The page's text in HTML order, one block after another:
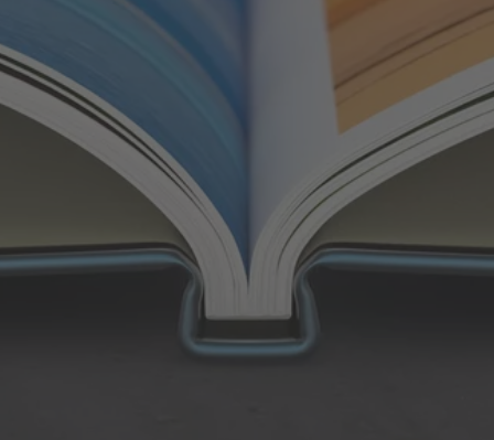
Reliure classique
Avec la reliure classique, les pages intérieures et
les deux pages de garde sont reliées avec de la
colle de haute qualité.
Reliure collée de haute qualité